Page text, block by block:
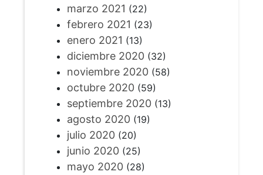
marzo 2021 (22)
febrero 2021 (23)
enero 2021 (13)
diciembre 2020(32)
noviembre 2020(58)
octubre 2020(59)
septiembre 2020(13)
agosto 2020(19)
julio 2020(20)
junio 2020(25)
mayo 2020(28)